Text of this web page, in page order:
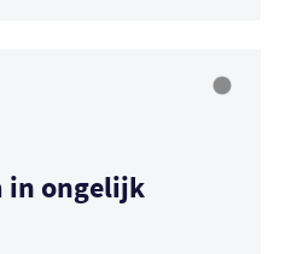
in ongelijk